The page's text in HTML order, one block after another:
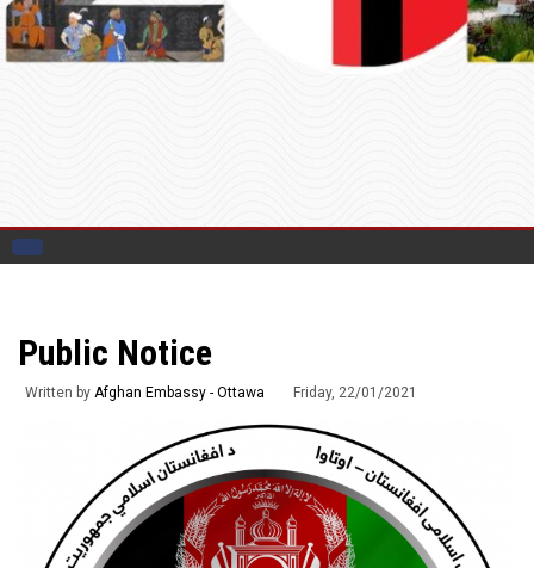
Public Notice
Written by Afghan Embassy - Ottawa Friday, 22/01/2021